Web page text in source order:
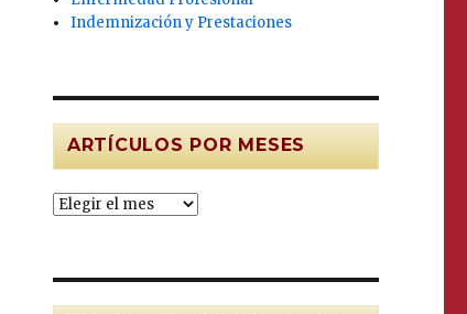
Indemnización y Prestaciones
ARTÍCULOS POR MESES
Artículos